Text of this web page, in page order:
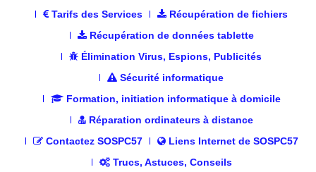
Tarifs des Services
Récupération de fichiers
Récupération de données tablette
Élimination Virus, Espions, Publicités
Sécurité informatique
Formation, initiation informatique à domicile
Réparation ordinateurs à distance
Contactez SOSPC57
Liens Internet de SOSPC57
Trucs, Astuces, Conseils